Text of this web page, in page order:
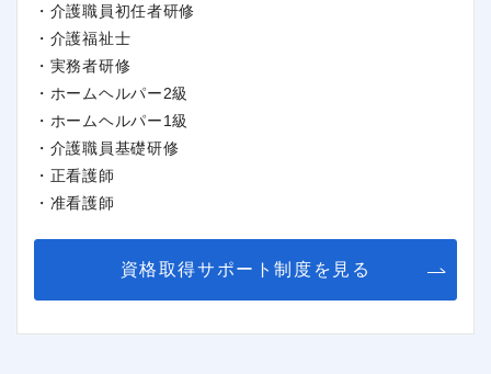
・介護職員初任者研修
・介護福祉士
・実務者研修
・ホームヘルパー2級
・ホームヘルパー1級
・介護職員基礎研修
・正看護師
・准看護師
資格取得サポート制度を見る